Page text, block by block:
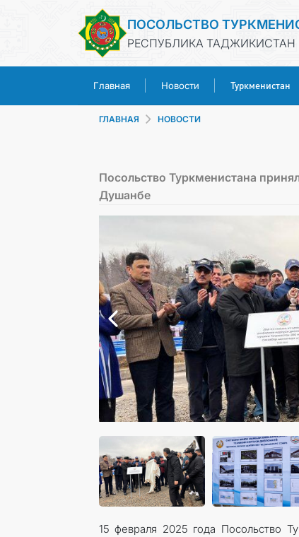
ПОСОЛЬСТВО
РЕСПУБЛИКА
Главная Новости Туркменистан
ГЛАВНАЯ НОВОСТИ
Посольство Туркменистана
Душанбе
15 февраля 2025 года Посольство